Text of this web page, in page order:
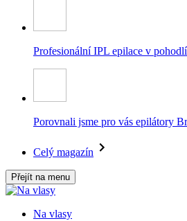
Profesionální IPL epilace v
Porovnali jsme pro vás epilátory
Celý magazín
Přejít na menu
Na vlasy